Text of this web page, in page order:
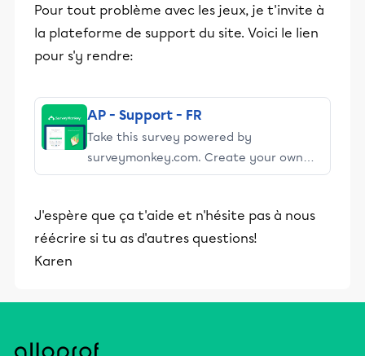
Pour tout problème avec les jeux, je t'invite à
la plateforme de support du site. Voici le lien
pour s'y rendre:
AP - Support - FR
Take this survey powered by
surveymonkey.com. Create your own
surveys for free.
J'espère que ça t'aide et n'hésite pas à nous
réécrire si tu as d'autres questions!
Karen